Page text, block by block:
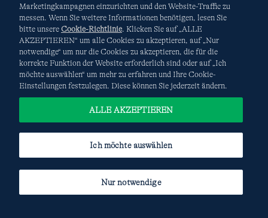
Cookies-Ich möchte auswählen Site Map
Internationale Websites
Diese Website ist durch reCAPTCHA geschützt. Es gelten die
DatenschutzerklärungundNutzungsbedingungen
Google.
Marketingkampagnen einzurichten und den Website-Traffic zu
messen. Wenn Sie weitere Informationen benötigen, lesen Sie
bitte unsere Cookie-Richtlinie. Klicken Sie auf „ALLE
AKZEPTIEREN“ um alle Cookies zu akzeptieren, auf „Nur
notwendige“ um nur die Cookies zu akzeptieren, die für die
korrekte Funktion der Website erforderlich sind oder auf „Ich
möchte auswählen“ um mehr zu erfahren und Ihre Cookie-
Einstellungen festzulegen. Diese können Sie jederzeit ändern.
Ich möchte auswählen
Nur notwendige
ALLE AKZEPTIEREN